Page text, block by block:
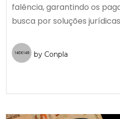
falência, garantindo os
busca por soluções
by Conpla